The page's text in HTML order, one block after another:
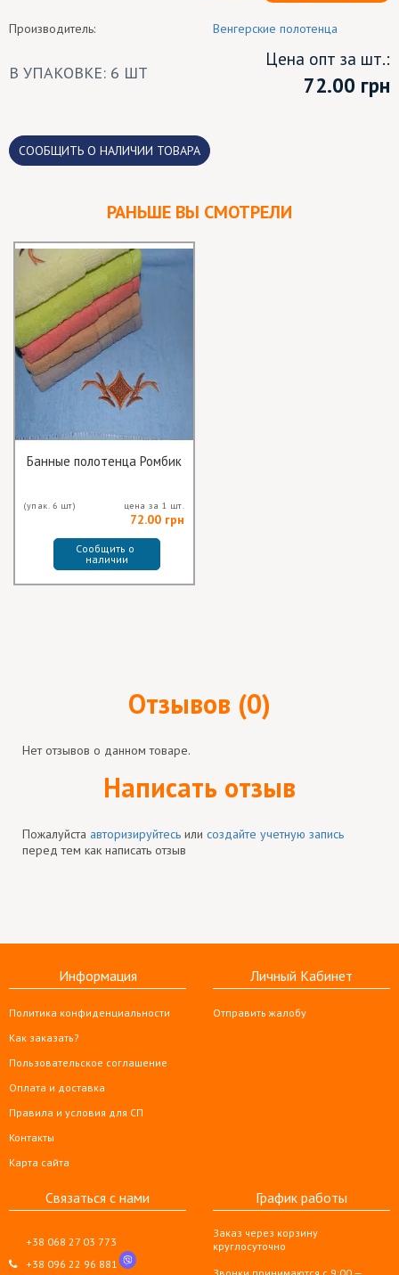
Производитель: Венгерские полотенца
В УПАКОВКЕ: 6 ШТ
Цена опт за шт.:
72.00 грн
CООБЩИТЬ О НАЛИЧИИ ТОВАРА
РАНЬШЕ ВЫ СМОТРЕЛИ
Банные полотенца Ромбик
(упак. 6 шт) цена за 1 шт.
72.00 грн
Сообщить о
наличии
Отзывов (0)
Нет отзывов о данном товаре.
Написать отзыв
Пожалуйста авторизируйтесь или создайте учетную запись
перед тем как написать отзыв
Информация
Политика конфиденциальности
Как заказать?
Пользовательское соглашение
Оплата и доставка
Правила и условия для СП
Контакты
Карта сайта
Личный Кабинет
Отправить жалобу
Связаться с нами
+38 068 27 03 773
+38 096 22 96 881
График работы
Заказ через корзину
круглосуточно